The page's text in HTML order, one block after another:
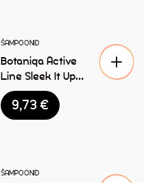
ŠAMPOONID
Botaniqa Active
Line Sleek It Up
karvahooldus
mask koertele
250ml
9,73€
ŠAMPOONID